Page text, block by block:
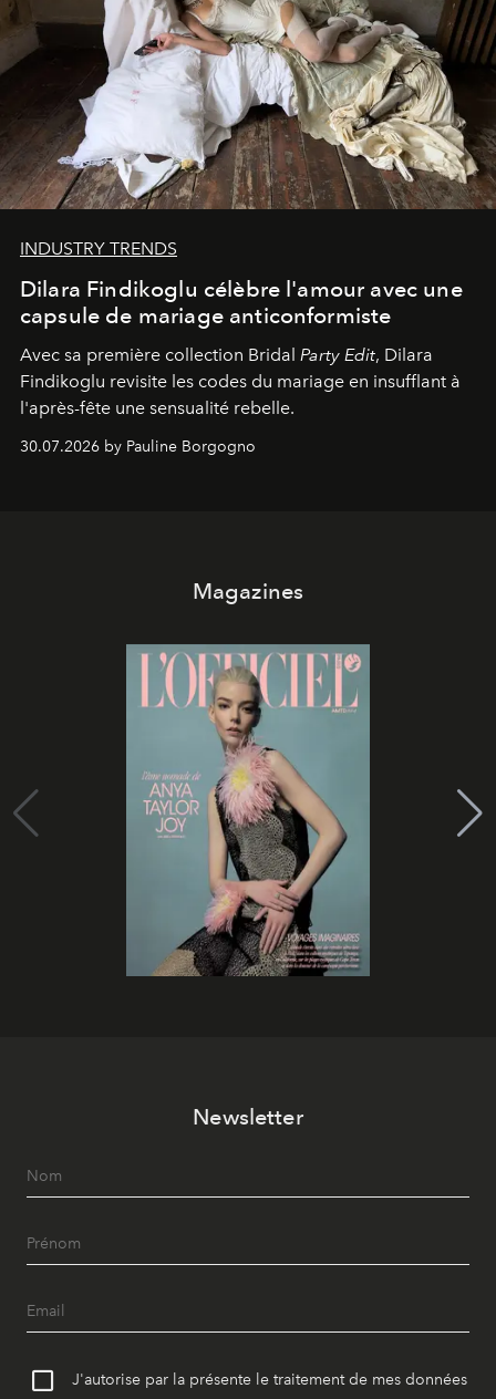
INDUSTRY TRENDS
Dilara Findikoglu célèbre l'amour avec une
capsule de mariage anticonformiste
Avec sa première collection Bridal Party Edit, Dilara
Findikoglu revisite les codes du mariage en insufflant à
l'après-fête une sensualité rebelle.
30.07.2026 by Pauline Borgogno
Magazines
Newsletter
J'autorise par la présente le traitement de mes données